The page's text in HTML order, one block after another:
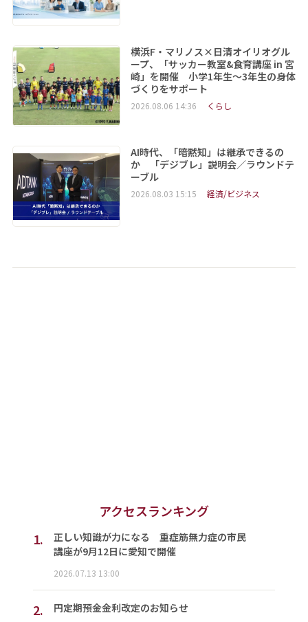
横浜F・マリノス×日清オイリオグル
ープ、「サッカー教室&食育講座 in 宮
崎」を開催 小学1年生～3年生の身体
づくりをサポート
2026.08.06 14:36 くらし
AI時代、「暗黙知」は継承できるの
か 「デジブレ」説明会／ラウンドテ
ーブル
2026.08.03 15:15 経済/ビジネス
アクセスランキング
1.
正しい知識が力になる 重症筋無力症の市民
講座が9月12日に愛知で開催
2026.07.13 13:00
2. 円定期預金金利改定のお知らせ